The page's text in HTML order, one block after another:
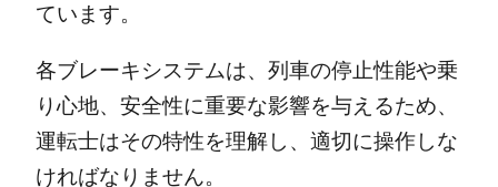
ています。
各ブレーキシステムは、列車の停止性能や乗
り心地、安全性に重要な影響を与えるため、
運転士はその特性を理解し、適切に操作しな
ければなりません。